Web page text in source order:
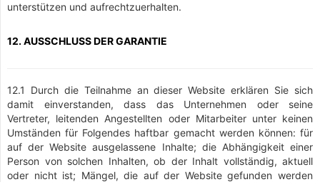
unterstützen und aufrechtzuerhalten.
12. AUSSCHLUSS DER GARANTIE
12.1 Durch die Teilnahme an dieser Website erklären Sie sich
damit einverstanden, dass das Unternehmen oder seine
Vertreter, leitenden Angestellten oder Mitarbeiter unter keinen
Umständen für Folgendes haftbar gemacht werden können: für
auf der Website ausgelassene Inhalte; die Abhängigkeit einer
Person von solchen Inhalten, ob der Inhalt vollständig, aktuell
oder nicht ist; Mängel, die auf der Website gefunden werden